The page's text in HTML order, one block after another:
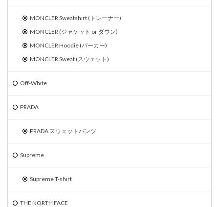
MONCLER Sweatshirt (トレーナー)
MONCLER (ジャケット or ダウン)
MONCLER Hoodie (パーカー)
MONCLER Sweat (スウェット)
Off-White
PRADA
PRADA スウェットパンツ
Supreme
Supreme T-shirt
THE NORTH FACE